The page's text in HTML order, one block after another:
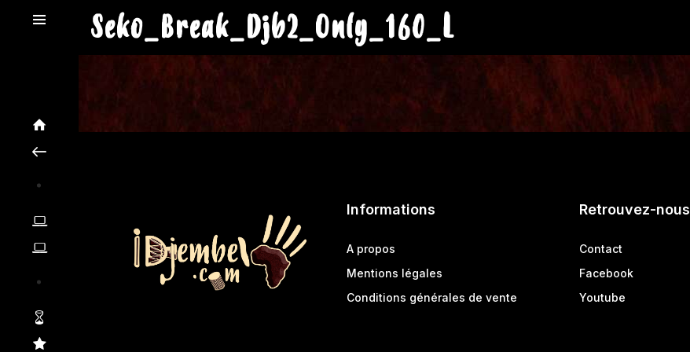
Seko_Break_Djb2_Only_160_L
Informations
A propos
Mentions légales
Conditions générales de vente
Retrouvez-nous
Contact
Facebook
Youtube